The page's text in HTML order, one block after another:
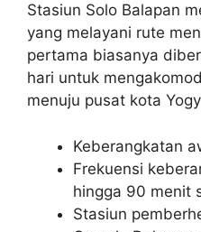
Stasiun Solo Balapan
yang melayani rute
pertama biasanya
hari untuk
menuju pusat kota
Keberangkatan
Frekuensi
hingga 90 menit
Stasiun